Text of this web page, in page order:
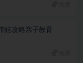
娃攻略亲子教育